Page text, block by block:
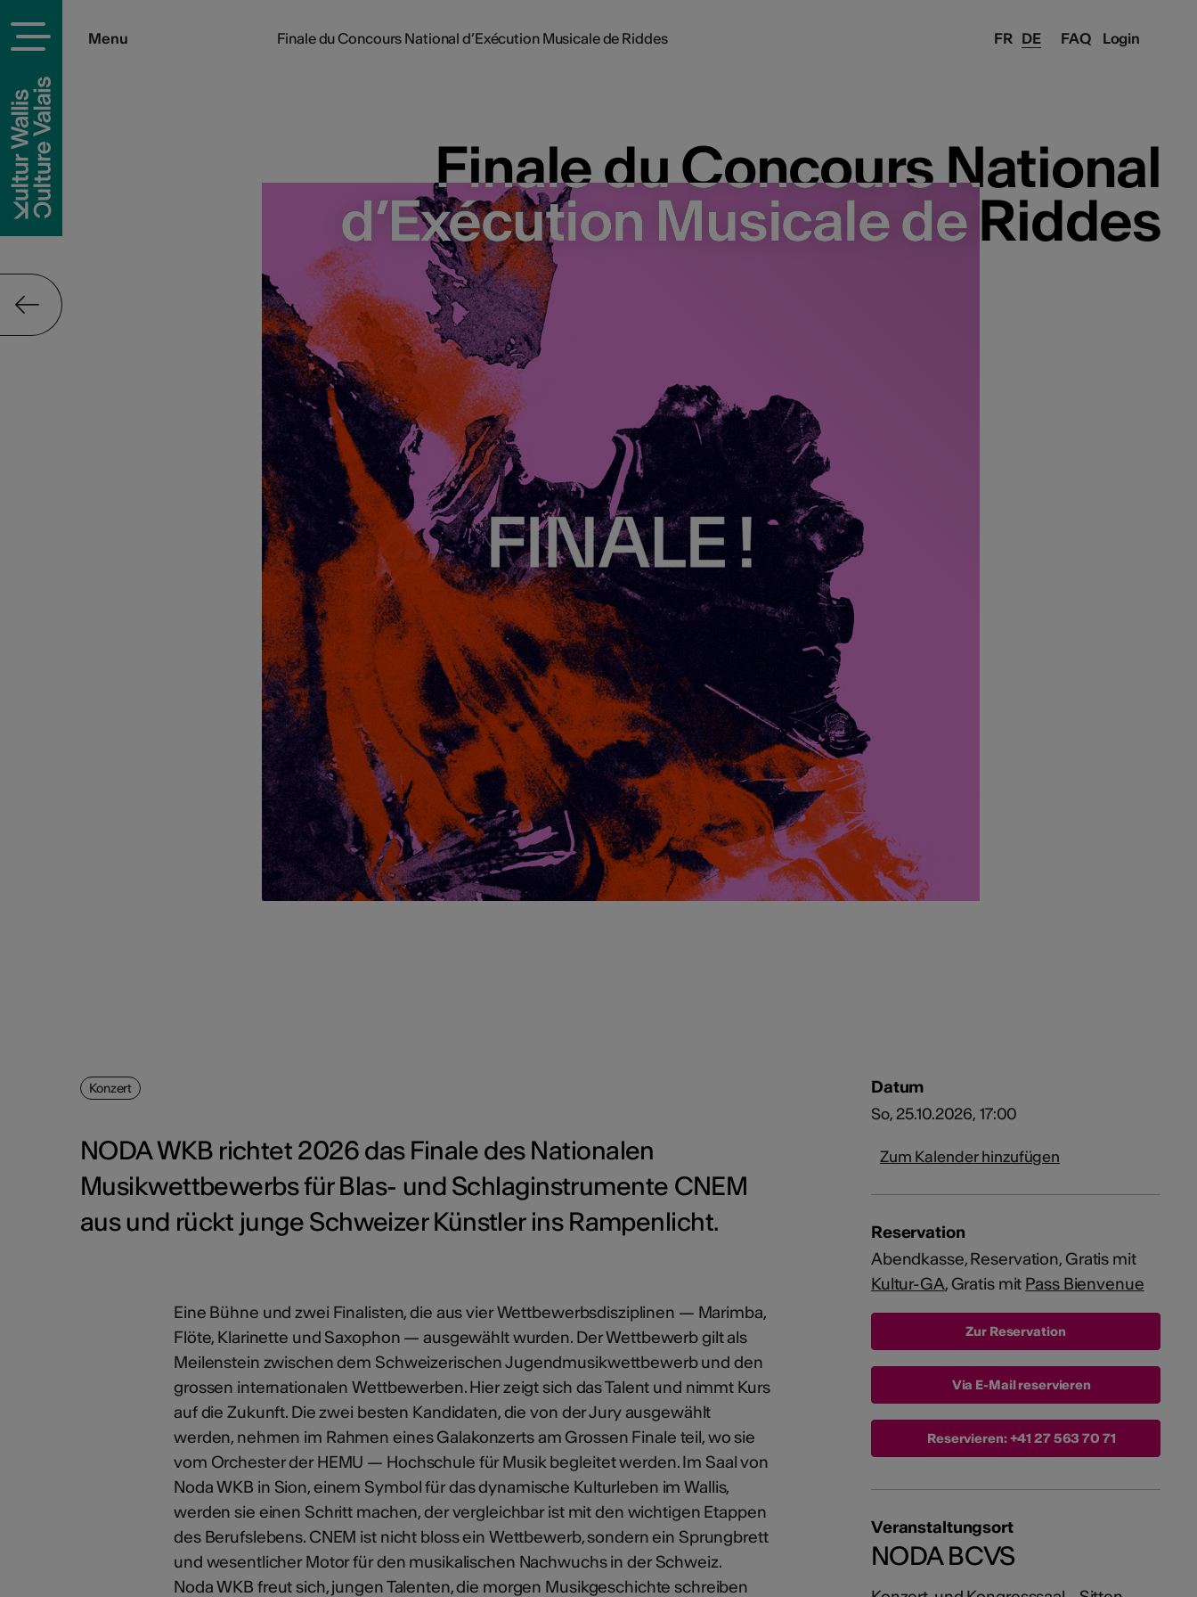
FAQ Login
Menu FR DE
Finale du Concours National d’Exécution Musicale de Riddes
Finale du Concours National
d’Exécution Musicale de Riddes
Finale du Concours National
d’Exécution Musicale de Riddes
Konzert
NODA WKB richtet 2026 das Finale des Nationalen
Musikwettbewerbs für Blas- und Schlaginstrumente CNEM
aus und rückt junge Schweizer Künstler ins Rampenlicht.
Eine Bühne und zwei Finalisten, die aus vier Wettbewerbsdisziplinen — Marimba,
Flöte, Klarinette und Saxophon — ausgewählt wurden. Der Wettbewerb gilt als
Meilenstein zwischen dem Schweizerischen Jugendmusikwettbewerb und den
grossen internationalen Wettbewerben. Hier zeigt sich das Talent und nimmt Kurs
auf die Zukunft. Die zwei besten Kandidaten, die von der Jury ausgewählt
werden, nehmen im Rahmen eines Galakonzerts am Grossen Finale teil, wo sie
vom Orchester der HEMU — Hochschule für Musik begleitet werden. Im Saal von
Noda WKB in Sion, einem Symbol für das dynamische Kulturleben im Wallis,
werden sie einen Schritt machen, der vergleichbar ist mit den wichtigen Etappen
des Berufslebens. CNEM ist nicht bloss ein Wettbewerb, sondern ein Sprungbrett
und wesentlicher Motor für den musikalischen Nachwuchs in der Schweiz.
Noda WKB freut sich, jungen Talenten, die morgen Musikgeschichte schreiben
Datum
So, 25.10.2026, 17:00
Zum Kalender hinzufügen
Reservation
Abendkasse, Reservation, Gratis mit
Kultur-GA, Gratis mit Pass Bienvenue
Via E-Mail reservieren
Reservieren:+41 27 563 70 71
Veranstaltungsort
NODA BCVS